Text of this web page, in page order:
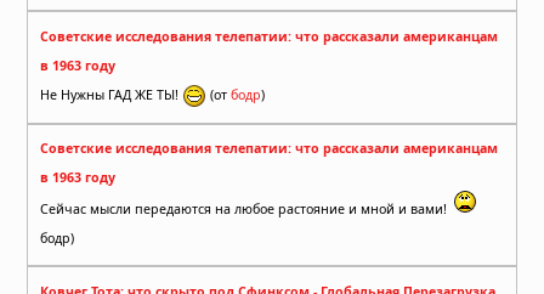
Советские исследования телепатии: что рассказали американцам
в 1963 году
Не Нужны ГАД ЖЕ ТЫ!
(от бодр)
Советские исследования телепатии: что рассказали американцам
в 1963 году
Сейчас мысли передаются на любое растояние и мной и вами!
бодр)